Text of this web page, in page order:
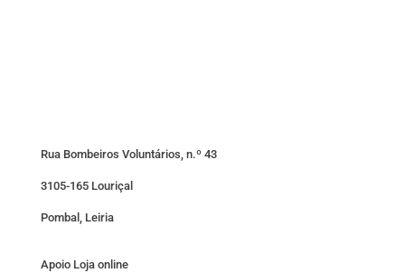
Rua Bombeiros Voluntários, n.º 43
3105-165 Louriçal
Pombal, Leiria
Apoio Loja online